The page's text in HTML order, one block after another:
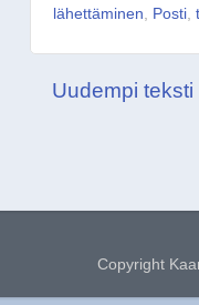
lähettäminen
Posti
Uudempi teksti
Copyright